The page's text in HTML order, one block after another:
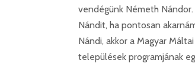
vendégünk Németh
Nándit, ha pontosan
Nándi, akkor a Magyar
települések programjának